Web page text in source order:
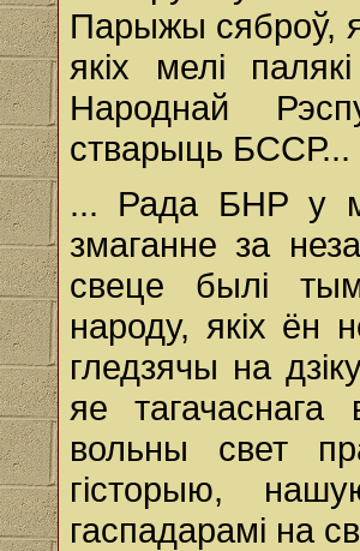
Парыжы сяброў,
якіх мелі
Народнай
стварыць БССР...
... Рада БНР у
змаганне за
свеце былі
народу, якіх ён
гледзячы на
яе
вольны свет
гісторыю,
гаспадарамі на